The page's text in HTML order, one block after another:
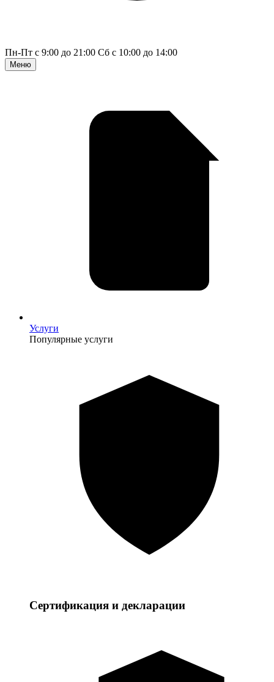
Пн-Пт с 9:00 до 21:00 Сб с 10:00 до 14:00
Меню
Услуги
Популярные услуги
Сертификация и декларации